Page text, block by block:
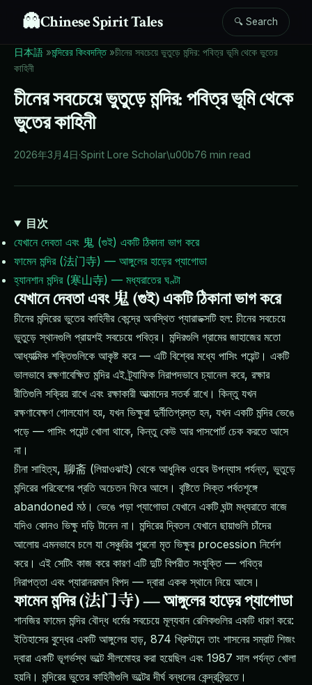
👻Chinese Spirit Tales 🔍 Search
日本語 »মন্দিরের কিংবদন্তি»চীনের সবচেয়ে ভুতুড়ে মন্দির: পবিত্র ভূমি থেকে ভুতের
কাহিনী
চীনের সবচেয়ে ভুতুড়ে মন্দির: পবিত্র ভূমি থেকে
ভুতের কাহিনী
2026年3月4日·Spirit Lore Scholar\u00b76 min read
目次
যেখানে দেবতা এবং 鬼 (গুই) একটি ঠিকানা ভাগ করে
ফামেন মন্দির (法门寺) — আঙ্গুলের হাড়ের প্যাগোডা
হ্যানশান মন্দির (寒山寺) — মধ্যরাতের ঘণ্টা
যেখানে দেবতা এবং 鬼 (গুই) একটি ঠিকানা ভাগ করে
চীনের মন্দিরের ভুতের কাহিনীর কেন্দ্রে অবস্থিত প্যারাডক্সটি হল: চীনের সবচেয়ে
ভুতুড়ে স্থানগুলি প্রায়শই সবচেয়ে পবিত্র। মন্দিরগুলি গ্রামের জাহাজের মতো
আধ্যাত্মিক শক্তিগুলিকে আকৃষ্ট করে — এটি বিশ্বের মধ্যে পাসিং পয়েন্ট। একটি
ভালভাবে রক্ষণাবেক্ষিত মন্দির এই ট্র্যাফিক নিরাপদভাবে চ্যানেল করে, রক্ষার
রীতিগুলি সক্রিয় রাখে এবং রক্ষাকারী আত্মাদের সতর্ক রাখে। কিন্তু যখন
রক্ষণাবেক্ষণ গোলযোগ হয়, যখন ভিক্ষুরা দুর্নীতিগ্রস্ত হন, যখন একটি মন্দির ভেঙে
পড়ে — পাসিং পয়েন্ট খোলা থাকে, কিন্তু কেউ আর পাসপোর্ট চেক করতে আসে
না।
চীনা সাহিত্য, 聊斋 (লিয়াওঝাই) থেকে আধুনিক ওয়েব উপন্যাস পর্যন্ত, ভুতুড়ে
মন্দিরের পরিবেশের প্রতি অচেতন ফিরে আসে। বৃষ্টিতে সিক্ত পর্বতশৃঙ্গে
abandoned মঠ। ভেঙে পড়া প্যাগোডা যেখানে একটি ঘন্টা মধ্যরাতে বাজে
যদিও কোনও ভিক্ষু দড়ি টানেন না। মন্দিরের দ্বিতল যেখানে ছায়াগুলি চাঁদের
আলোয় এমনভাবে চলে যা সেঞ্চুরির পুরনো মৃত ভিক্ষুর procession নির্দেশ
করে। এই সেটিং কাজ করে কারণ এটি দুটি বিপরীত সংযুক্তি — পবিত্র
নিরাপত্তা এবং প্যারানরমাল বিপদ — দ্বারা একক স্থানে নিয়ে আসে।
ফামেন মন্দির (法门寺) — আঙ্গুলের হাড়ের প্যাগোডা
শানজির ফামেন মন্দির বৌদ্ধ ধর্মের সবচেয়ে মূল্যবান রেলিকগুলির একটি ধারণ করে:
ইতিহাসের বুদ্ধের একটি আঙ্গুলের হাড়, 874 খ্রিস্টাব্দে তাং শাসনের সম্রাট শিজং
দ্বারা একটি ভূগর্ভস্থ ভল্টে সীলমোহর করা হয়েছিল এবং 1987 সাল পর্যন্ত খোলা
হয়নি। মন্দিরের ভুতের কাহিনীগুলি ভল্টের দীর্ঘ বন্ধনের কেন্দ্রবিন্দুতে।